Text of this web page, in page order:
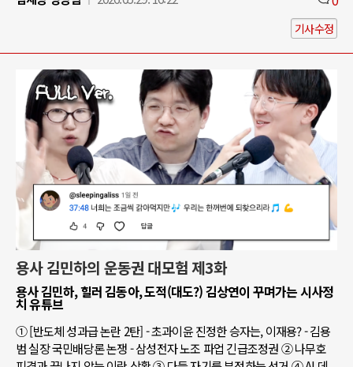
기사수정
용사 김민하의 운동권 대모험 제3화
용사 김민하, 힐러 김동아, 도적(대도?) 김상연이 꾸며가는 시사정
치 유튜브
① [반도체 성과급 논란 2탄] - 초과이윤 진정한 승자는, 이재용? - 김용
범 실장 국민배당론 논쟁 - 삼성전자 노조 파업 긴급조정권 ② 나무호